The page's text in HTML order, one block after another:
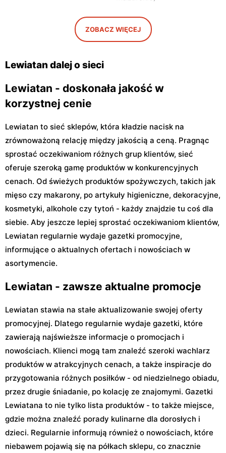
Warszawa, ul. Antoniego
Lewiatan
Warszawa, ul. Szeligowska
ZOBACZ WIĘCEJ
Lewiatan dalej o sieci
Lewiatan - doskonała jakość w
korzystnej cenie
Lewiatan to sieć sklepów, która kładzie nacisk na
zrównoważoną relację między jakością a ceną. Pragnąc
sprostać oczekiwaniom różnych grup klientów, sieć
oferuje szeroką gamę produktów w konkurencyjnych
cenach. Od świeżych produktów spożywczych, takich jak
mięso czy makarony, po artykuły higieniczne, dekoracyjne,
kosmetyki, alkohole czy tytoń - każdy znajdzie tu coś dla
siebie. Aby jeszcze lepiej sprostać oczekiwaniom klientów,
Lewiatan regularnie wydaje gazetki promocyjne,
informujące o aktualnych ofertach i nowościach w
asortymencie.
Lewiatan - zawsze aktualne promocje
Lewiatan stawia na stałe aktualizowanie swojej oferty
promocyjnej. Dlatego regularnie wydaje gazetki, które
zawierają najświeższe informacje o promocjach i
nowościach. Klienci mogą tam znaleźć szeroki wachlarz
produktów w atrakcyjnych cenach, a także inspiracje do
przygotowania różnych posiłków - od niedzielnego obiadu,
przez drugie śniadanie, po kolację ze znajomymi. Gazetki
Lewiatana to nie tylko lista produktów - to także miejsce,
gdzie można znaleźć porady kulinarne dla dorosłych i
dzieci. Regularnie informują również o nowościach, które
niebawem pojawią się na półkach sklepu, co znacznie